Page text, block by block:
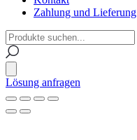
Zahlung und Lieferung
Lösung anfragen